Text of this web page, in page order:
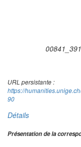
URL persistante :
https://
90
Détails
Présentation de la